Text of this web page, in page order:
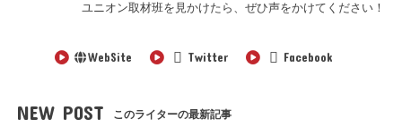
ユニオン取材班を見かけたら、ぜひ声をかけてください！
WebSite Twitter Facebook
NEW POST このライターの最新記事